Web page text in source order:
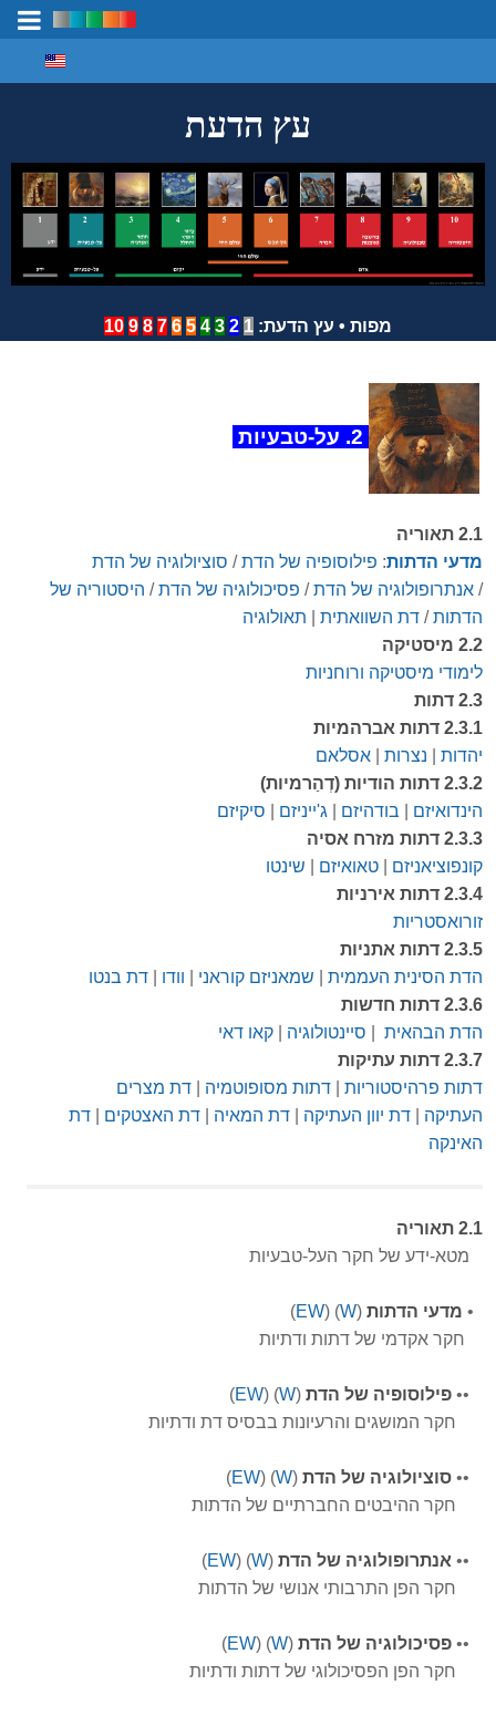
עץ הדעת
מפות • עץ הדעת:
1
2
3
4
5
6
7
8
9
10
2. על-טבעיות
2.1 תאוריה
מדעי הדתות: פילוסופיה של הדת/ סוציולוגיה של הדת
/ אנתרופולוגיה של הדת/ פסיכולוגיה של הדת/ היסטוריה של
הדתות/ דת השוואתית
תאולוגיה
2.2 מיסטיקה
לימודי מיסטיקה ורוחניות
2.3 דתות
2.3.1 דתות אברהמיות
יהדות
נצרות
אסלאם
2.3.2 דתות הודיות (דְהַרמיות)
הינדואיזם
בודהיזם ג'ייניזם
סיקיזם
2.3.3 דתות מזרח אסיה
קונפוציאניזם
טאואיזם
שינטו
2.3.4 דתות אירניות
זורואסטריות
2.3.5 דתות אתניות
הדת הסינית העממית
שמאניזם קוראני וודו
דת בנטו
2.3.6 דתות חדשות
הדת הבהאית
סיינטולוגיה
קאו דאי
2.3.7 דתות עתיקות
דתות פרהיסטוריות
דתות מסופוטמיה
דת מצרים
העתיקה
דת יוון העתיקה דת המאיה דת האצטקים
דת
האינקה
2.1 תאוריה
מטא-ידע של חקר העל-טבעיות
• מדעי הדתות (
W
) (
EW
)
חקר אקדמי של דתות ודתיות
•
• פילוסופיה של הדת (
W
) (
EW
)
חקר המושגים והרעיונות בבסיס דת ודתיות
•
• סוציולוגיה של הדת (
W
) (
EW
)
חקר ההיבטים החברתיים של הדתות
•
• אנתרופולוגיה של הדת (
W
) (
EW
)
חקר הפן התרבותי אנושי של הדתות
•
• פסיכולוגיה של הדת (
W
) (
EW
)
חקר הפן הפסיכולוגי של דתות ודתיות